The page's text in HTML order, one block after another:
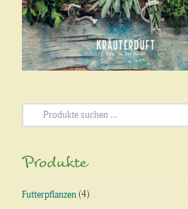
Suchen
nach:
Produkte
Futterpflanzen (4)